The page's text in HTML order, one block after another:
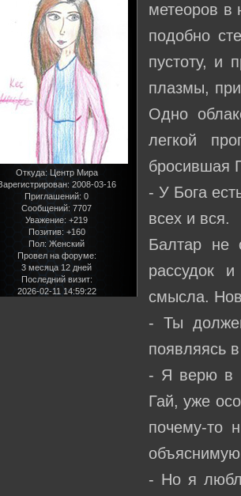
Откуда:Центр Мира
: 2008-03-16
Приглашений: 0
Сообщений: 7707
Уважение: +219
Позитив: +160
Пол:Женский
Провел на форуме:
3 месяца 12 дней
Последний визит:
2026-02-11 14:59:22
метеоров в
подобно
пустоту, и
плазмы,
Одно
легкой
бросившая
- У Бога
всех и вся.
Балтар не
рассудок
смысла.
- Ты
появляясь
- Я верю в
Гай, уже
почему-то
- Но я